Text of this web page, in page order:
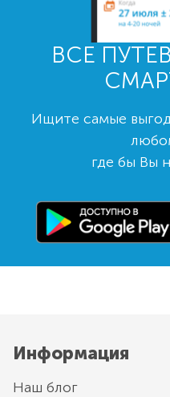
ВСЕ
Ищите самые
где бы Вы
Информация
Наш блог